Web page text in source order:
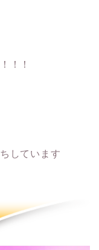
！！
しています